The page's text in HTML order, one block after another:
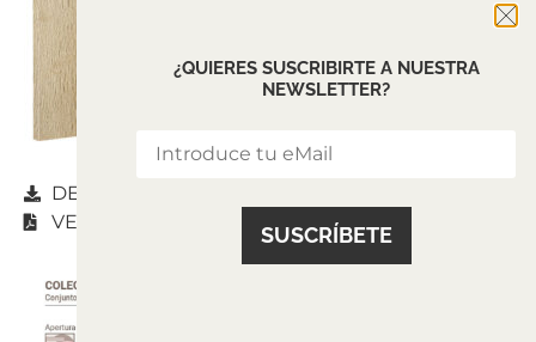
DESCARGAR
VER CATÁLOGO
¿QUIERES SUSCRIBIRTE A NUESTRA
NEWSLETTER?